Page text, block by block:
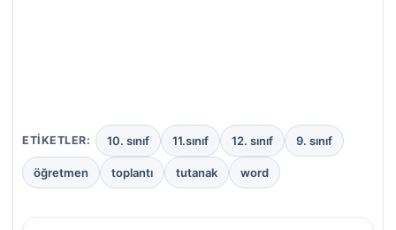
ETIKETLER: 10. sınıf 11.sınıf 12. sınıf 9. sınıf
öğretmen toplantı tutanak word